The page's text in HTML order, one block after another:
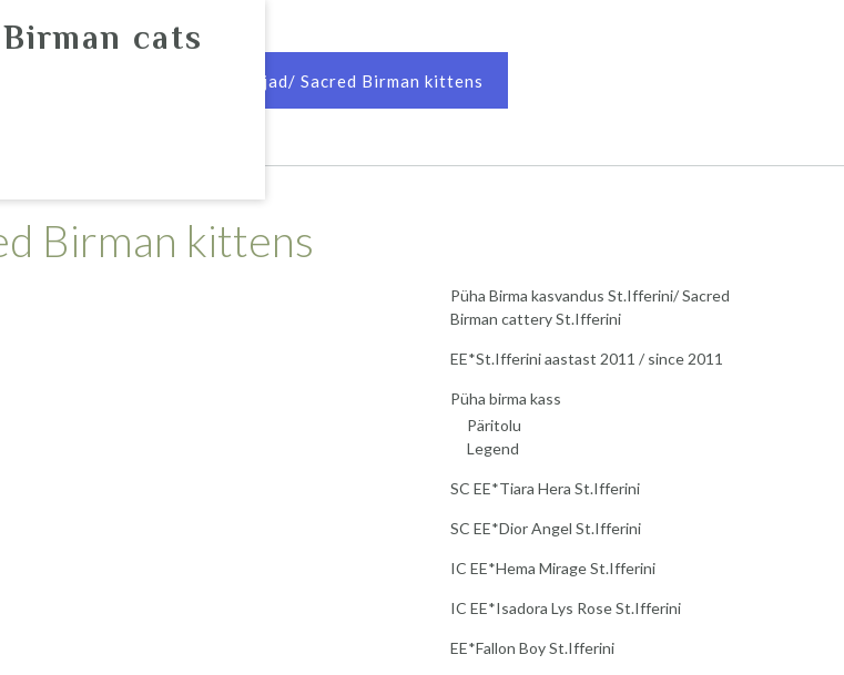
cats
Püha Birma kassipojad/ Sacred Birman kittens
Birman kittens
Püha Birma kasvandus St.Ifferini/ Sacred
Birman cattery St.Ifferini
EE*St.Ifferini aastast 2011 / since 2011
Püha birma kass
Päritolu
Legend
SC EE*Tiara Hera St.Ifferini
SC EE*Dior Angel St.Ifferini
IC EE*Hema Mirage St.Ifferini
IC EE*Isadora Lys Rose St.Ifferini
EE*Fallon Boy St.Ifferini